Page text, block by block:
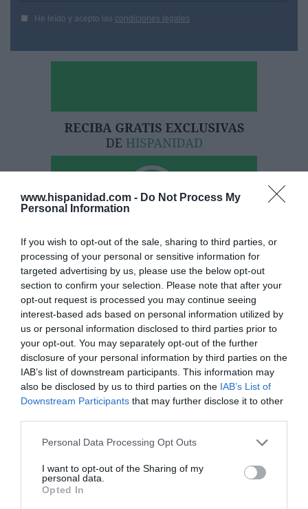
www.hispanidad.com - Do Not Process My
Personal Information
If you wish to opt-out of the sale, sharing to third parties, or
processing of your personal or sensitive information for
targeted advertising by us, please use the below opt-out
section to confirm your selection. Please note that after your
opt-out request is processed you may continue seeing
interest-based ads based on personal information utilized by
us or personal information disclosed to third parties prior to
your opt-out. You may separately opt-out of the further
disclosure of your personal information by third parties on the
IAB’s list of downstream participants. This information may
also be disclosed by us to third parties on the IAB’s List of
Downstream Participants that may further disclose it to other
Personal Data Processing Opt Outs
I want to opt-out of the Sharing of my
personal data.
Opted In
He leído y acepto las condiciones legales
Hoy destacamos
SOCIEDAD
Chat Control para ti, para mí, para todos,
¡por tu seguridad!
Humberto Pérez-Tomé 08/08/26 06:00
SOCIEDAD
Memes. Mohamed en la boya
Redacción 08/08/26 06:00
ESPAÑA
barato”
Eulogio López